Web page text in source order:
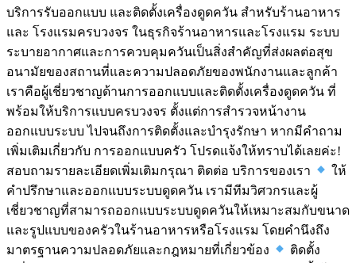
บริการรับออกแบบ และติดตั้งเครื่องดูดควัน สำหรับร้านอาหาร
และ โรงแรมครบวงจร ในธุรกิจร้านอาหารและโรงแรม ระบบ
ระบายอากาศและการควบคุมควันเป็นสิ่งสำคัญที่ส่งผลต่อสุข
อนามัยของสถานที่และความปลอดภัยของพนักงานและลูกค้า
เราคือผู้เชี่ยวชาญด้านการออกแบบและติดตั้งเครื่องดูดควัน ที่
พร้อมให้บริการแบบครบวงจร ตั้งแต่การสำรวจหน้างาน
ออกแบบระบบ ไปจนถึงการติดตั้งและบำรุงรักษา หากมีคำถาม
เพิ่มเติมเกี่ยวกับ การออกแบบครัว โปรดแจ้งให้ทราบได้เลยค่ะ!
สอบถามรายละเอียดเพิ่มเติมกรุณา ติดต่อ บริการของเรา
ให้
คำปรึกษาและออกแบบระบบดูดควัน เรามีทีมวิศวกรและผู้
เชี่ยวชาญที่สามารถออกแบบระบบดูดควันให้เหมาะสมกับขนาด
และรูปแบบของครัวในร้านอาหารหรือโรงแรม โดยคำนึงถึง
มาตรฐานความปลอดภัยและกฎหมายที่เกี่ยวข้อง
ติดตั้ง